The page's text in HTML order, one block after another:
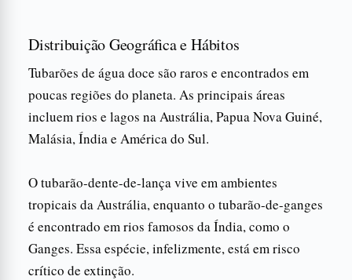
Distribuição Geográfica e Hábitos
Tubarões de água doce são raros e encontrados em
poucas regiões do planeta. As principais áreas
incluem rios e lagos na Austrália, Papua Nova Guiné,
Malásia, Índia e América do Sul.
O tubarão-dente-de-lança vive em ambientes
tropicais da Austrália, enquanto o tubarão-de-ganges
é encontrado em rios famosos da Índia, como o
Ganges. Essa espécie, infelizmente, está em risco
crítico de extinção.